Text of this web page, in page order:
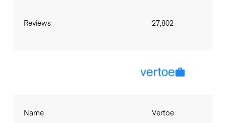
Reviews 27,802
Name Vertoe